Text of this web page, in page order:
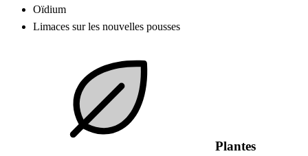
Oïdium
Limaces sur les nouvelles pousses
Plantes